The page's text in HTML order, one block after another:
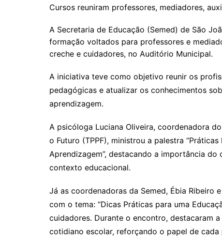
Cursos reuniram professores, mediadores,
A Secretaria de Educação (Semed) de São
formação voltados para professores e
creche e cuidadores, no Auditório Municipal.
A iniciativa teve como objetivo reunir os
pedagógicas e atualizar os conhecimentos
aprendizagem.
A psicóloga Luciana Oliveira, coordenadora
o Futuro (TPPF), ministrou a palestra
Aprendizagem”, destacando a importância
contexto educacional.
Já as coordenadoras da Semed, Ébia Ribeiro
com o tema: “Dicas Práticas para uma
cuidadores. Durante o encontro, destacaram
cotidiano escolar, reforçando o papel de